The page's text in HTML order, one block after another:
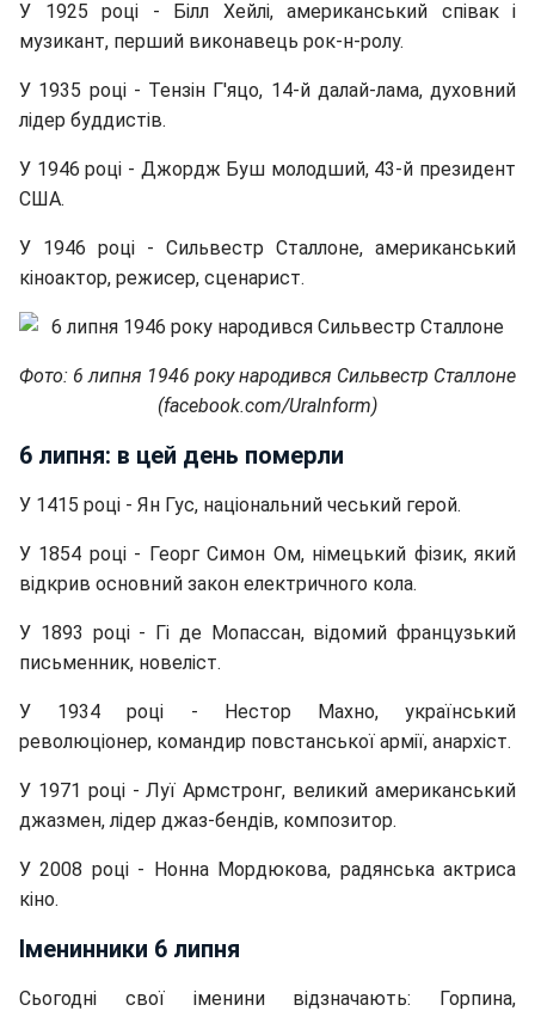
У 1925 році - Білл Хейлі, американський співак і
музикант, перший виконавець рок-н-ролу.
У 1935 році - Тензін Г'яцо, 14-й далай-лама, духовний
лідер буддистів.
У 1946 році - Джордж Буш молодший, 43-й президент
США.
У 1946 році - Сильвестр Сталлоне, американський
кіноактор, режисер, сценарист.
Фото: 6 липня 1946 року народився Сильвестр Сталлоне
(facebook.com/UraInform)
6 липня: в цей день померли
У 1415 році - Ян Гус, національний чеський герой.
У 1854 році - Георг Симон Ом, німецький фізик, який
відкрив основний закон електричного кола.
У 1893 році - Гі де Мопассан, відомий французький
письменник, новеліст.
У 1934 році - Нестор Махно, український
революціонер, командир повстанської армії, анархіст.
У 1971 році - Луї Армстронг, великий американський
джазмен, лідер джаз-бендів, композитор.
У 2008 році - Нонна Мордюкова, радянська актриса
кіно.
Іменинники 6 липня
Сьогодні свої іменини відзначають: Горпина,